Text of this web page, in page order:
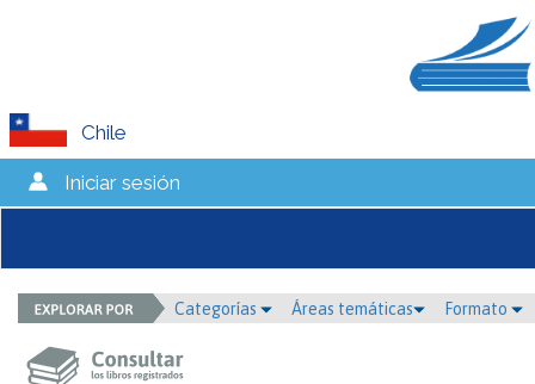
Chile
Iniciar sesión
Categorías Áreas temáticas Formato